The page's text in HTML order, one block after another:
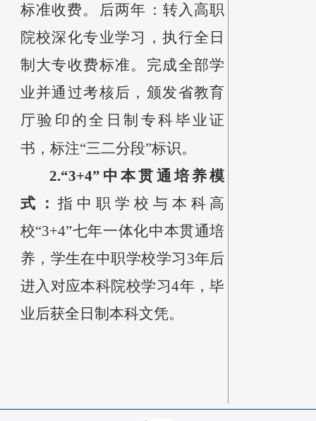
标准收费。‌后两年‌：转入高职
院校深化专业学习，执行全日
制大专收费标准。完成全部学
业并通过考核后，颁发省教育
厅验印的全日制专科毕业证
书，标注“三二分段”标识。
2.“3+4” 中本贯通培养模
式
：指 中职学校 与 本科高
校“3+4”七年一体化中本贯通培
养，学生在中职学校学习3年后
进入对应本科院校学习4年，毕
业后获全日制本科文凭。